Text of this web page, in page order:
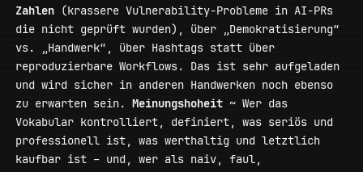
Zahlen (krassere Vulnerability-Probleme in AI-PRs
die nicht geprüft wurden), über „Demokratisierung“
vs. „Handwerk“, über Hashtags statt über
reproduzierbare Workflows. Das ist sehr aufgeladen
und wird sicher in anderen Handwerken noch ebenso
zu erwarten sein.Meinungshoheit ~ Wer das
Vokabular kontrolliert, definiert, was seriös und
professionell ist, was werthaltig und letztlich
kaufbar ist – und, wer als naiv, faul,